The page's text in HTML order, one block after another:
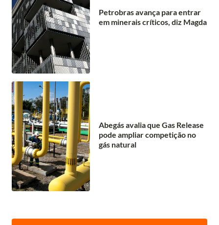
Petrobras avança para entrar
em minerais críticos, diz Magda
Abegás avalia que Gas Release
pode ampliar competição no
gás natural